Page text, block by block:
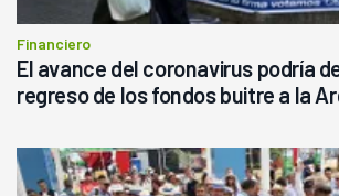
Financiero
El avance del coronavirus podría
regreso de los fondos buitre a la